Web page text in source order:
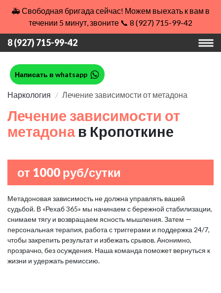
🚑 Свободная бригада сейчас! Можем выехать к вам в
течении 5 минут, звоните 📞 8 (927) 715-99-42
8 (927) 715-99-42
Написать в whatsapp
Наркология Лечение зависимости от метадона
Лечение зависимости от
метадона в Кропоткине
от 1000 руб/сутки
Метадоновая зависимость не должна управлять вашей
судьбой. В «Рехаб 365» мы начинаем с бережной стабилизации,
снимаем тягу и возвращаем ясность мышления. Затем —
персональная терапия, работа с триггерами и поддержка 24/7,
чтобы закрепить результат и избежать срывов. Анонимно,
прозрачно, без осуждения. Наша команда поможет вернуться к
жизни и удержать ремиссию.